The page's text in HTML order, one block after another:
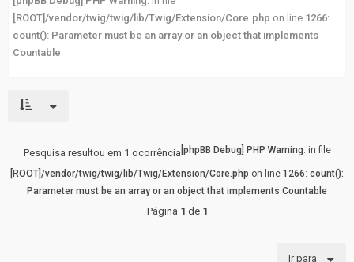
Equipe
do
fórum
[ROOT]/vendor/twig/twig/lib/Twig/Extension/Core.php on line 1266:
count(): Parameter must be an array or an object that implements
Countable
Pesquisa resultou em 1 ocorrência [phpBB Debug] PHP Warning: in file
[ROOT]/vendor/twig/twig/lib/Twig/Extension/Core.php on line 1266: count():
Parameter must be an array or an object that implements Countable
Página 1 de 1
Ir para